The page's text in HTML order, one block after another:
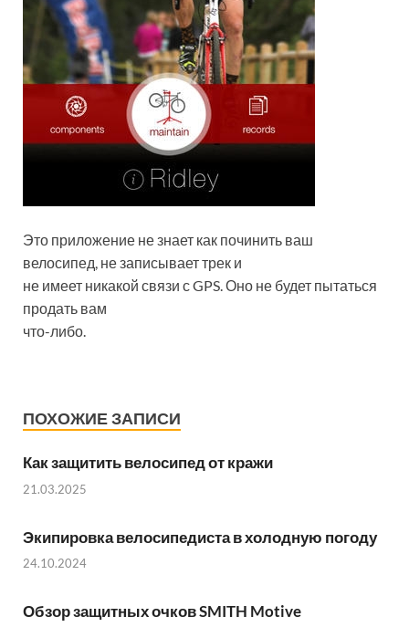
Это приложение не знает как починить ваш
велосипед, не записывает трек и
не имеет никакой связи с GPS. Оно не будет пытаться
продать вам
что-либо.
ПОХОЖИЕ ЗАПИСИ
Как защитить велосипед от кражи
21.03.2025
Экипировка велосипедиста в холодную погоду
24.10.2024
Обзор защитных очков SMITH Motive